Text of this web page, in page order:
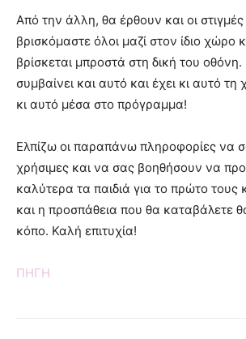
Από την άλλη, θα έρθουν και οι
βρισκόμαστε όλοι μαζί στον ίδιο χώρο
βρίσκεται μπροστά στη δική του
συμβαίνει και αυτό και έχει κι αυτό
κι αυτό μέσα στο πρόγραμμα!
Ελπίζω οι παραπάνω πληροφορίες να
χρήσιμες και να σας βοηθήσουν να
καλύτερα τα παιδιά για το πρώτο τους
και η προσπάθεια που θα καταβάλετε
κόπο. Καλή επιτυχία!
ΠΗΓΗ